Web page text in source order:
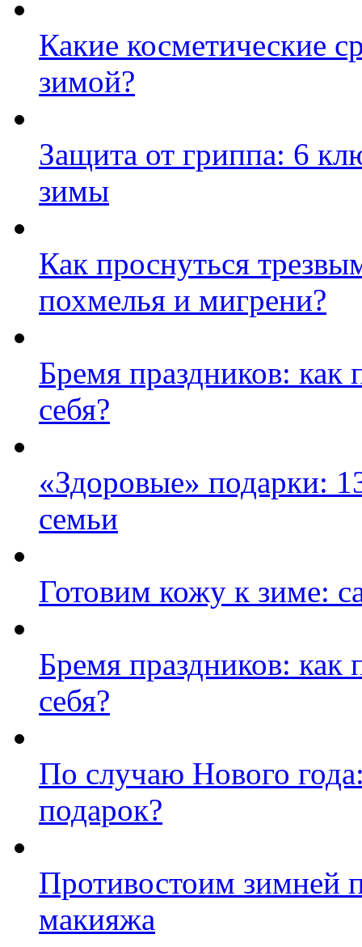
Какие косметические
зимой?
Защита от гриппа: 6
зимы
Как проснуться
похмелья и мигрени?
Бремя праздников: как
себя?
«Здоровые» подарки:
семьи
Готовим кожу к зиме:
Бремя праздников: как
себя?
По случаю Нового
подарок?
Противостоим зимней
макияжа